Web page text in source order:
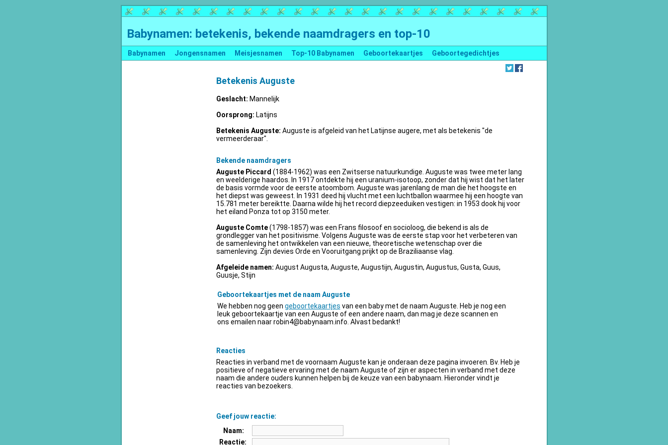
Babynamen: betekenis, bekende naamdragers en top-10
Babynamen Jongensnamen Meisjesnamen Top-10 Babynamen Geboortekaartjes Geboortegedichtjes
Betekenis Auguste
Geslacht: Mannelijk
Oorsprong: Latijns
Betekenis Auguste: Auguste is afgeleid van het Latijnse augere, met als betekenis "de
vermeerderaar".
Bekende naamdragers
Auguste Piccard (1884-1962) was een Zwitserse natuurkundige. Auguste was twee meter lang
en weelderige haardos. In 1917 ontdekte hij een uranium-isotoop, zonder dat hij wist dat het later
de basis vormde voor de eerste atoombom. Auguste was jarenlang de man die het hoogste en
het diepst was geweest. In 1931 deed hij vlucht met een luchtballon waarmee hij een hoogte van
15.781 meter bereiktte. Daarna wilde hij het record diepzeeduiken vestigen: in 1953 dook hij voor
het eiland Ponza tot op 3150 meter.
Auguste Comte(1798-1857) was een Frans filosoof en socioloog, die bekend is als de
grondlegger van het positivisme. Volgens Auguste was de eerste stap voor het verbeteren van
de samenleving het ontwikkelen van een nieuwe, theoretische wetenschap over die
samenleving. Zijn devies Orde en Vooruitgang prijkt op de Braziliaanse vlag.
Afgeleide namen: August Augusta, Auguste, Augustijn, Augustin, Augustus, Gusta, Guus,
Guusje, Stijn
Geboortekaartjes met de naam Auguste
We hebben nog geen geboortekaartjes van een baby met de naam Auguste. Heb je nog een
leuk geboortekaartje van een Auguste of een andere naam, dan mag je deze scannen en
ons emailen naarrobin4@babynaam.info . Alvast bedankt!
Reacties
Reacties in verband met de voornaam Auguste kan je onderaan deze pagina invoeren. Bv. Heb je
positieve of negatieve ervaring met de naam Auguste of zijn er aspecten in verband met deze
naam die andere ouders kunnen helpen bij de keuze van een babynaam. Hieronder vindt je
reacties van bezoekers.
Geef jouw reactie:
Naam:
Reactie: